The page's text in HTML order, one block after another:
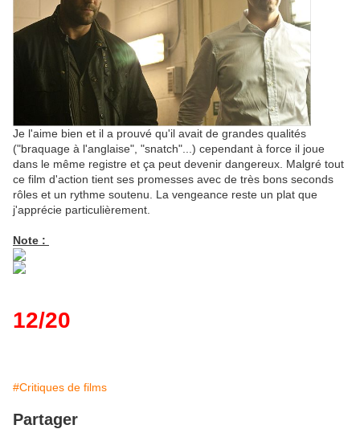
Je l'aime bien et il a prouvé qu'il avait de grandes qualités
("braquage à l'anglaise", "snatch"...) cependant à force il joue
dans le même registre et ça peut devenir dangereux. Malgré tout
ce film d'action tient ses promesses avec de très bons seconds
rôles et un rythme soutenu. La vengeance reste un plat que
j'apprécie particulièrement.
Note :
12/20
#Critiques de films
Partager